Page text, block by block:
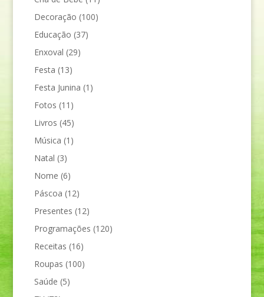
Decoração (100)
Educação (37)
Enxoval (29)
Festa (13)
Festa Junina (1)
Fotos (11)
Livros (45)
Música (1)
Natal (3)
Nome (6)
Páscoa (12)
Presentes (12)
Programações (120)
Receitas (16)
Roupas (100)
Saúde (5)